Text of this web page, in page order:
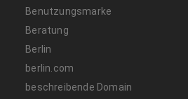
Benutzungsmarke
Beratung
Berlin
berlin.com
beschreibende Domain